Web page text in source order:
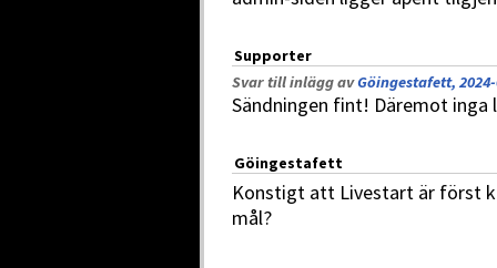
Supporter
Svar till inlägg avGöingestafett, 2024-
Sändningen fint! Däremot inga
Göingestafett
Konstigt att Livestart är först
mål?